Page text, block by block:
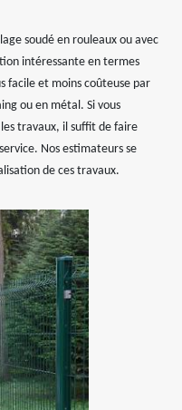
soudé en rouleaux ou avec
intéressante en termes
facile et moins coûteuse par
ou en métal. Si vous
travaux, il suffit de faire
Nos estimateurs se
de ces travaux.